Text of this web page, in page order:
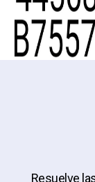
Resuelve